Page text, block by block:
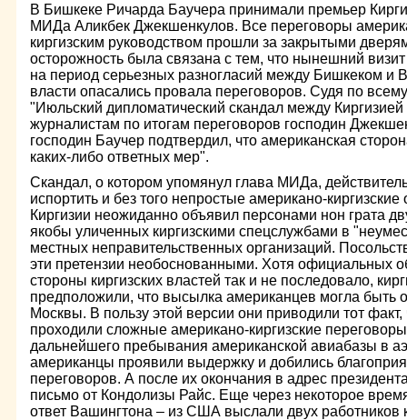
В Бишкеке Ричарда Баучера принимали премьер
МИДа Аликбек Джекшенкулов. Все переговоры
киргизским руководством прошли за закрытыми
осторожность была связана с тем, что нынешний
на период серьезных разногласий между Бишкеком и
власти опасались провала переговоров. Судя по
"Июльский дипломатический скандал между
журналистам по итогам переговоров господин
господин Баучер подтвердил, что американская
каких-либо ответных мер".
Скандал, о котором упомянул глава МИДа,
испортить и без того непростые американо-
Киргизии неожиданно объявил персонами нон грата
якобы уличенных киргизскими спецслужбами в
местных неправительственных организаций.
эти претензии необоснованными. Хотя официальных
стороны киргизских властей так и не последовало,
предположили, что высылка американцев могла быть
Москвы. В пользу этой версии они приводили тот
проходили сложные американо-киргизские
дальнейшего пребывания американской авиабазы в
американцы проявили выдержку и добились
переговоров. А после их окончания в адрес
письмо от Кондолизы Райс. Еще через некоторое
ответ Вашингтона – из США выслали двух работников